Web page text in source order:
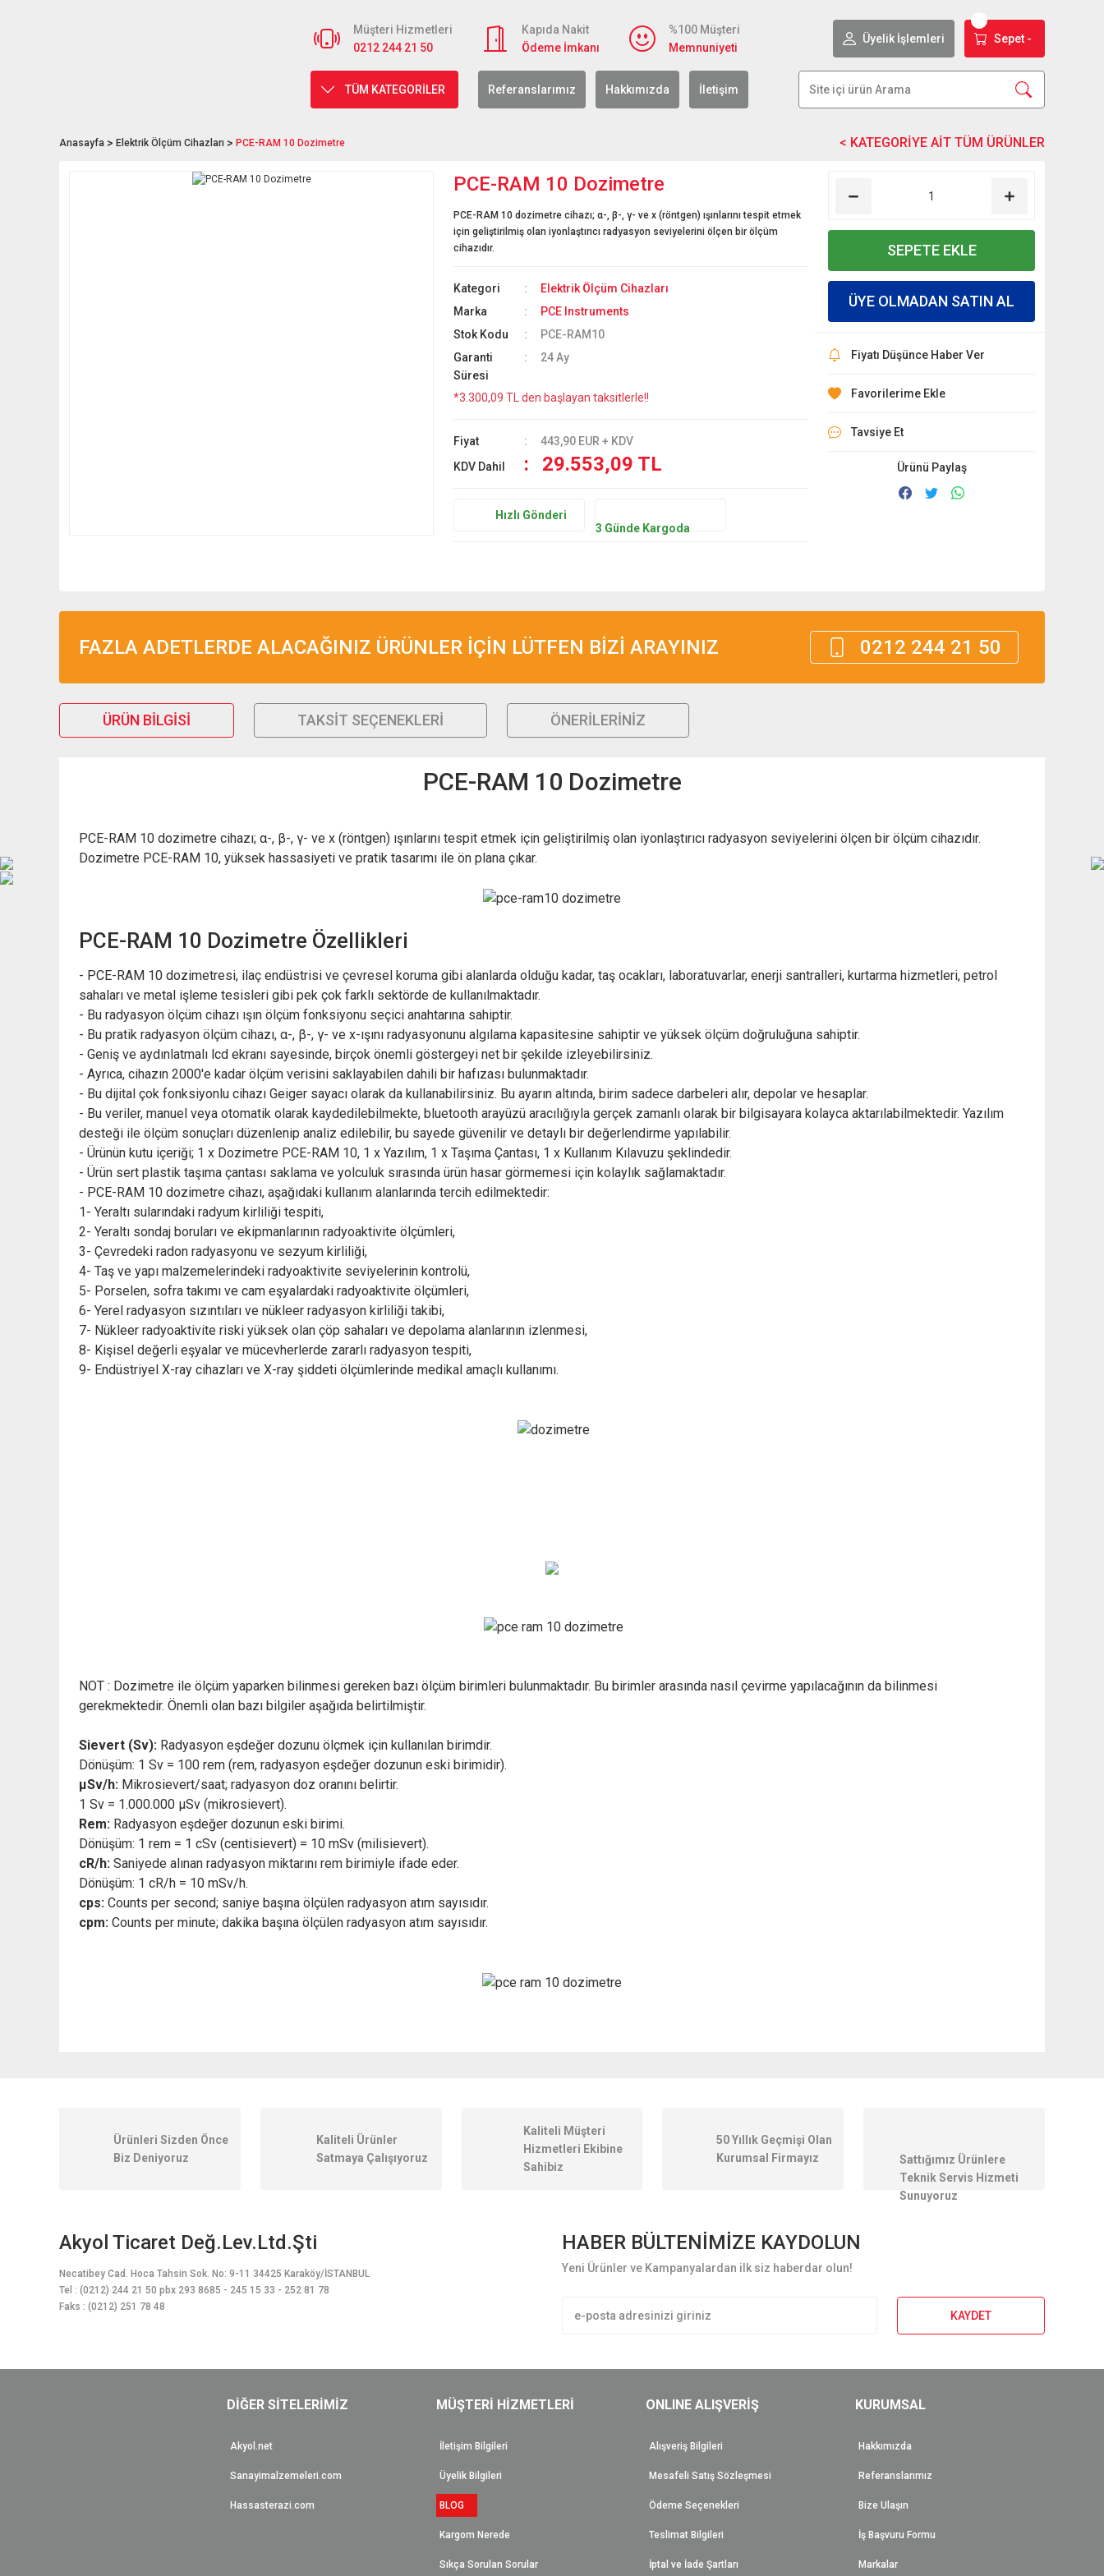
Müşteri Hizmetleri
0212 244 21 50
Kapıda Nakit
Ödeme İmkanı
%100 Müşteri
Memnuniyeti
Üyelik İşlemleri Sepet -
TÜM KATEGORİLER Referanslarımız Hakkımızda İletişim
Anasayfa Elektrik Ölçüm Cihazları PCE-RAM 10 Dozimetre
PCE-RAM 10 Dozimetre
PCE-RAM 10 dozimetre cihazı; α-, β-, γ- ve x (röntgen) ışınlarını tespit etmek
için geliştirilmiş olan iyonlaştırıcı radyasyon seviyelerini ölçen bir ölçüm
cihazıdır.
Kategori
Elektrik Ölçüm Cihazları
Marka
PCE Instruments
Stok Kodu
PCE-RAM10
Garanti
Süresi
24 Ay
*3.300,09 TL den başlayan taksitlerle!!
Fiyat
443,90 EUR + KDV
KDV Dahil
29.553,09 TL
Hızlı Gönderi
3 Günde Kargoda
SEPETE EKLE
ÜYE OLMADAN SATIN AL
Fiyatı Düşünce Haber Ver
Tavsiye Et
Ürünü Paylaş
FAZLA ADETLERDE ALACAĞINIZ ÜRÜNLER İÇİN LÜTFEN BİZİ ARAYINIZ 0212 244 21 50
ÜRÜN BILGISI TAKSIT SEÇENEKLERI ÖNERILERINIZ
PCE-RAM 10 Dozimetre
PCE-RAM 10 dozimetre cihazı; α-, β-, γ- ve x (röntgen) ışınlarını tespit etmek için geliştirilmiş olan iyonlaştırıcı radyasyon seviyelerini ölçen bir ölçüm cihazıdır.
Dozimetre PCE-RAM 10, yüksek hassasiyeti ve pratik tasarımı ile ön plana çıkar.
PCE-RAM 10 Dozimetre Özellikleri
- PCE-RAM 10 dozimetresi, ilaç endüstrisi ve çevresel koruma gibi alanlarda olduğu kadar, taş ocakları, laboratuvarlar, enerji santralleri, kurtarma hizmetleri, petrol
sahaları ve metal işleme tesisleri gibi pek çok farklı sektörde de kullanılmaktadır.
- Bu radyasyon ölçüm cihazı ışın ölçüm fonksiyonu seçici anahtarına sahiptir.
- Bu pratik radyasyon ölçüm cihazı, α-, β-, γ- ve x-ışını radyasyonunu algılama kapasitesine sahiptir ve yüksek ölçüm doğruluğuna sahiptir.
- Geniş ve aydınlatmalı lcd ekranı sayesinde, birçok önemli göstergeyi net bir şekilde izleyebilirsiniz.
- Ayrıca, cihazın 2000'e kadar ölçüm verisini saklayabilen dahili bir hafızası bulunmaktadır.
- Bu dijital çok fonksiyonlu cihazı Geiger sayacı olarak da kullanabilirsiniz. Bu ayarın altında, birim sadece darbeleri alır, depolar ve hesaplar.
- Bu veriler, manuel veya otomatik olarak kaydedilebilmekte, bluetooth arayüzü aracılığıyla gerçek zamanlı olarak bir bilgisayara kolayca aktarılabilmektedir. Yazılım
desteği ile ölçüm sonuçları düzenlenip analiz edilebilir, bu sayede güvenilir ve detaylı bir değerlendirme yapılabilir.
- Ürünün kutu içeriği; 1 x Dozimetre PCE-RAM 10, 1 x Yazılım, 1 x Taşıma Çantası, 1 x Kullanım Kılavuzu şeklindedir.
- Ürün sert plastik taşıma çantası saklama ve yolculuk sırasında ürün hasar görmemesi için kolaylık sağlamaktadır.
- PCE-RAM 10 dozimetre cihazı, aşağıdaki kullanım alanlarında tercih edilmektedir:
1- Yeraltı sularındaki radyum kirliliği tespiti,
2- Yeraltı sondaj boruları ve ekipmanlarının radyoaktivite ölçümleri,
3- Çevredeki radon radyasyonu ve sezyum kirliliği,
4- Taş ve yapı malzemelerindeki radyoaktivite seviyelerinin kontrolü,
5- Porselen, sofra takımı ve cam eşyalardaki radyoaktivite ölçümleri,
6- Yerel radyasyon sızıntıları ve nükleer radyasyon kirliliği takibi,
7- Nükleer radyoaktivite riski yüksek olan çöp sahaları ve depolama alanlarının izlenmesi,
8- Kişisel değerli eşyalar ve mücevherlerde zararlı radyasyon tespiti,
9- Endüstriyel X-ray cihazları ve X-ray şiddeti ölçümlerinde medikal amaçlı kullanımı.
NOT : Dozimetre ile ölçüm yaparken bilinmesi gereken bazı ölçüm birimleri bulunmaktadır. Bu birimler arasında nasıl çevirme yapılacağının da bilinmesi
gerekmektedir. Önemli olan bazı bilgiler aşağıda belirtilmiştir.
Sievert (Sv): Radyasyon eşdeğer dozunu ölçmek için kullanılan birimdir.
Dönüşüm: 1 Sv = 100 rem (rem, radyasyon eşdeğer dozunun eski birimidir).
μSv/h: Mikrosievert/saat; radyasyon doz oranını belirtir.
1 Sv = 1.000.000 μSv (mikrosievert).
Rem: Radyasyon eşdeğer dozunun eski birimi.
Dönüşüm: 1 rem = 1 cSv (centisievert) = 10 mSv (milisievert).
cR/h: Saniyede alınan radyasyon miktarını rem birimiyle ifade eder.
Dönüşüm: 1 cR/h = 10 mSv/h.
cps: Counts per second; saniye başına ölçülen radyasyon atım sayısıdır.
cpm: Counts per minute; dakika başına ölçülen radyasyon atım sayısıdır.
Ürünleri Sizden Önce
Biz Deniyoruz
Kaliteli Ürünler
Satmaya Çalışıyoruz
Kaliteli Müşteri
Hizmetleri Ekibine
Sahibiz
50 Yıllık Geçmişi Olan
Kurumsal Firmayız
Sattığımız Ürünlere
Teknik Servis Hizmeti
Sunuyoruz
Akyol Ticaret Değ.Lev.Ltd.Şti
Necatibey Cad. Hoca Tahsin Sok. No: 9-11 34425 Karaköy/İSTANBUL
Tel : (0212) 244 21 50 pbx 293 8685 - 245 15 33 - 252 81 78
Faks : (0212) 251 78 48
HABER BÜLTENİMİZE KAYDOLUN
Yeni Ürünler ve Kampanyalardan ilk siz haberdar olun!
KAYDET
DİĞER SİTELERİMİZ
Akyol.net
Sanayimalzemeleri.com
Hassasterazi.com
MÜŞTERİ HİZMETLERİ
İletişim Bilgileri
Üyelik Bilgileri
BLOG
Kargom Nerede
Sıkça Sorulan Sorular
ONLINE ALIŞVERİŞ
Alışveriş Bilgileri
Mesafeli Satış Sözleşmesi
Ödeme Seçenekleri
Teslimat Bilgileri
İptal ve İade Şartları
KURUMSAL
Hakkımızda
Referanslarımız
Bize Ulaşın
İş Başvuru Formu
Markalar